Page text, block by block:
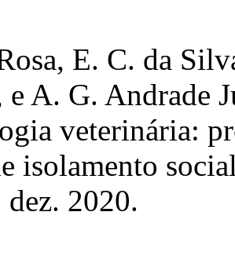
E. C. da
A. G. Andrade
veterinária:
isolamento
2020.